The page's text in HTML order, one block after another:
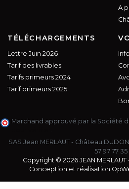
A
TÉLÉCHARGEMENTS
Lettre Juin 2026
Tarif des livrables
Tarifs primeurs 2024
Tarif primeurs 2025
Marchand approuvé par la Société
SAS Jean MERLAUT - Château
57 97 77 35
Copyright © 2026 JEAN
Conception et réalisation